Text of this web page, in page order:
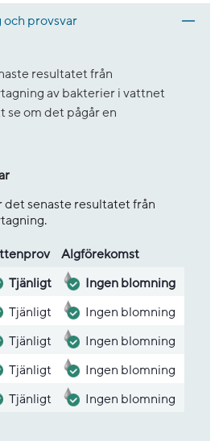
provsvar
resultatet från
av bakterier i vattnet
se om det pågår en
det senaste resultatet från
Alg­före­komst
Tjänligt
Ingen blomning
Tjänligt
Ingen blomning
Tjänligt
Ingen blomning
Tjänligt
Ingen blomning
Tjänligt Ingen blomning